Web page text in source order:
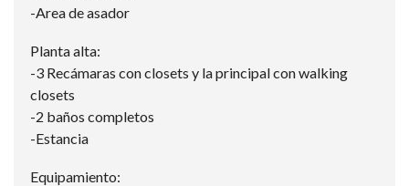
-Area de asador
Planta alta:
-3 Recámaras con closets y la principal con walking
closets
-2 baños completos
-Estancia
Equipamiento: